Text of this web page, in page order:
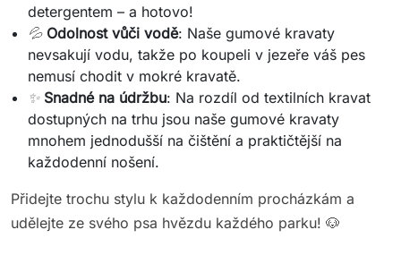
detergentem – a hotovo!
💦 Odolnost vůči vodě: Naše gumové kravaty
nevsakují vodu, takže po koupeli v jezeře váš pes
nemusí chodit v mokré kravatě.
✨ Snadné na údržbu: Na rozdíl od textilních kravat
dostupných na trhu jsou naše gumové kravaty
mnohem jednodušší na čištění a praktičtější na
každodenní nošení.
Přidejte trochu stylu k každodenním procházkám a
udělejte ze svého psa hvězdu každého parku! 🐶